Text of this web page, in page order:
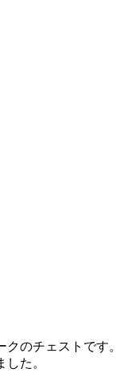
のチェストです。
た。